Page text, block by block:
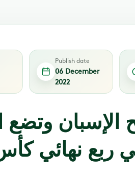
Publish date
06 December
2022
الإسبان
ربع نهائي